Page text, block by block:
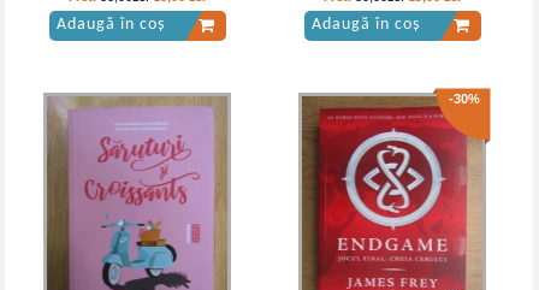
Francis Scott Fitzgerald - The Great
Gatsby
Francis Scott Fitzgerald - The great
Gatsby
Adaugă în coș Adaugă în coș
-30%